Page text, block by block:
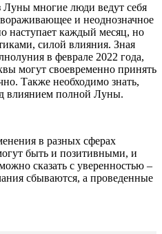
Луны многие люди ведут себя
и неоднозначное
наступает каждый месяц, но
силой влияния. Зная
в феврале 2022 года,
могут своевременно принять
Также необходимо знать,
влиянием полной Луны.
в разных сферах
быть и позитивными, и
сказать с уверенностью –
сбываются, а проведенные